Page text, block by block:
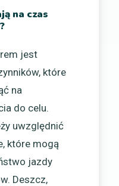
na czas
jest
które
na
do celu.
uwzględnić
które mogą
jazdy
Deszcz,